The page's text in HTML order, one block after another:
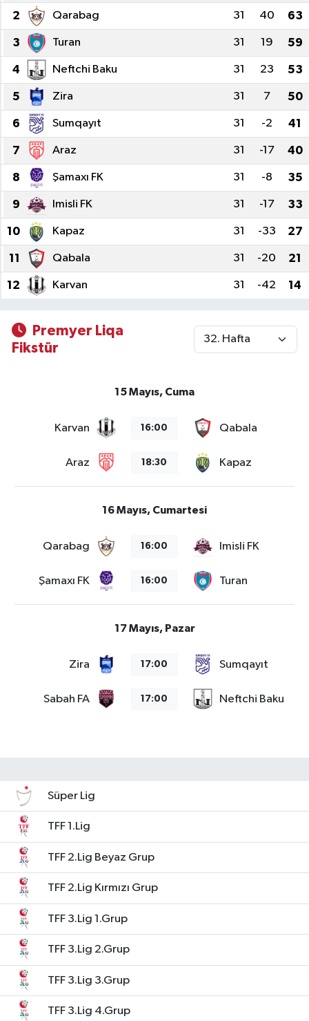
2 Qarabag 31 40 63
3 Turan 31 19 59
4 Neftchi Baku 31 23 53
5 Zira 31 7 50
6 Sumqayıt 31 -2 41
7 Araz 31 -17 40
8 Şamaxı FK 31 -8 35
9 Imisli FK 31 -17 33
10 Kapaz 31 -33 27
11 Qabala 31 -20 21
12 Karvan 31 -42 14
Premyer Liqa
Fikstür
15 Mayıs, Cuma
Karvan 16:00 Qabala
Araz 18:30 Kapaz
16 Mayıs, Cumartesi
Qarabag 16:00 Imisli FK
Şamaxı FK 16:00 Turan
17 Mayıs, Pazar
Zira 17:00 Sumqayıt
Sabah FA 17:00 Neftchi Baku
Süper Lig
TFF 1.Lig
TFF 2.Lig Beyaz Grup
TFF 2.Lig Kırmızı Grup
TFF 3.Lig 1.Grup
TFF 3.Lig 2.Grup
TFF 3.Lig 3.Grup
TFF 3.Lig 4.Grup